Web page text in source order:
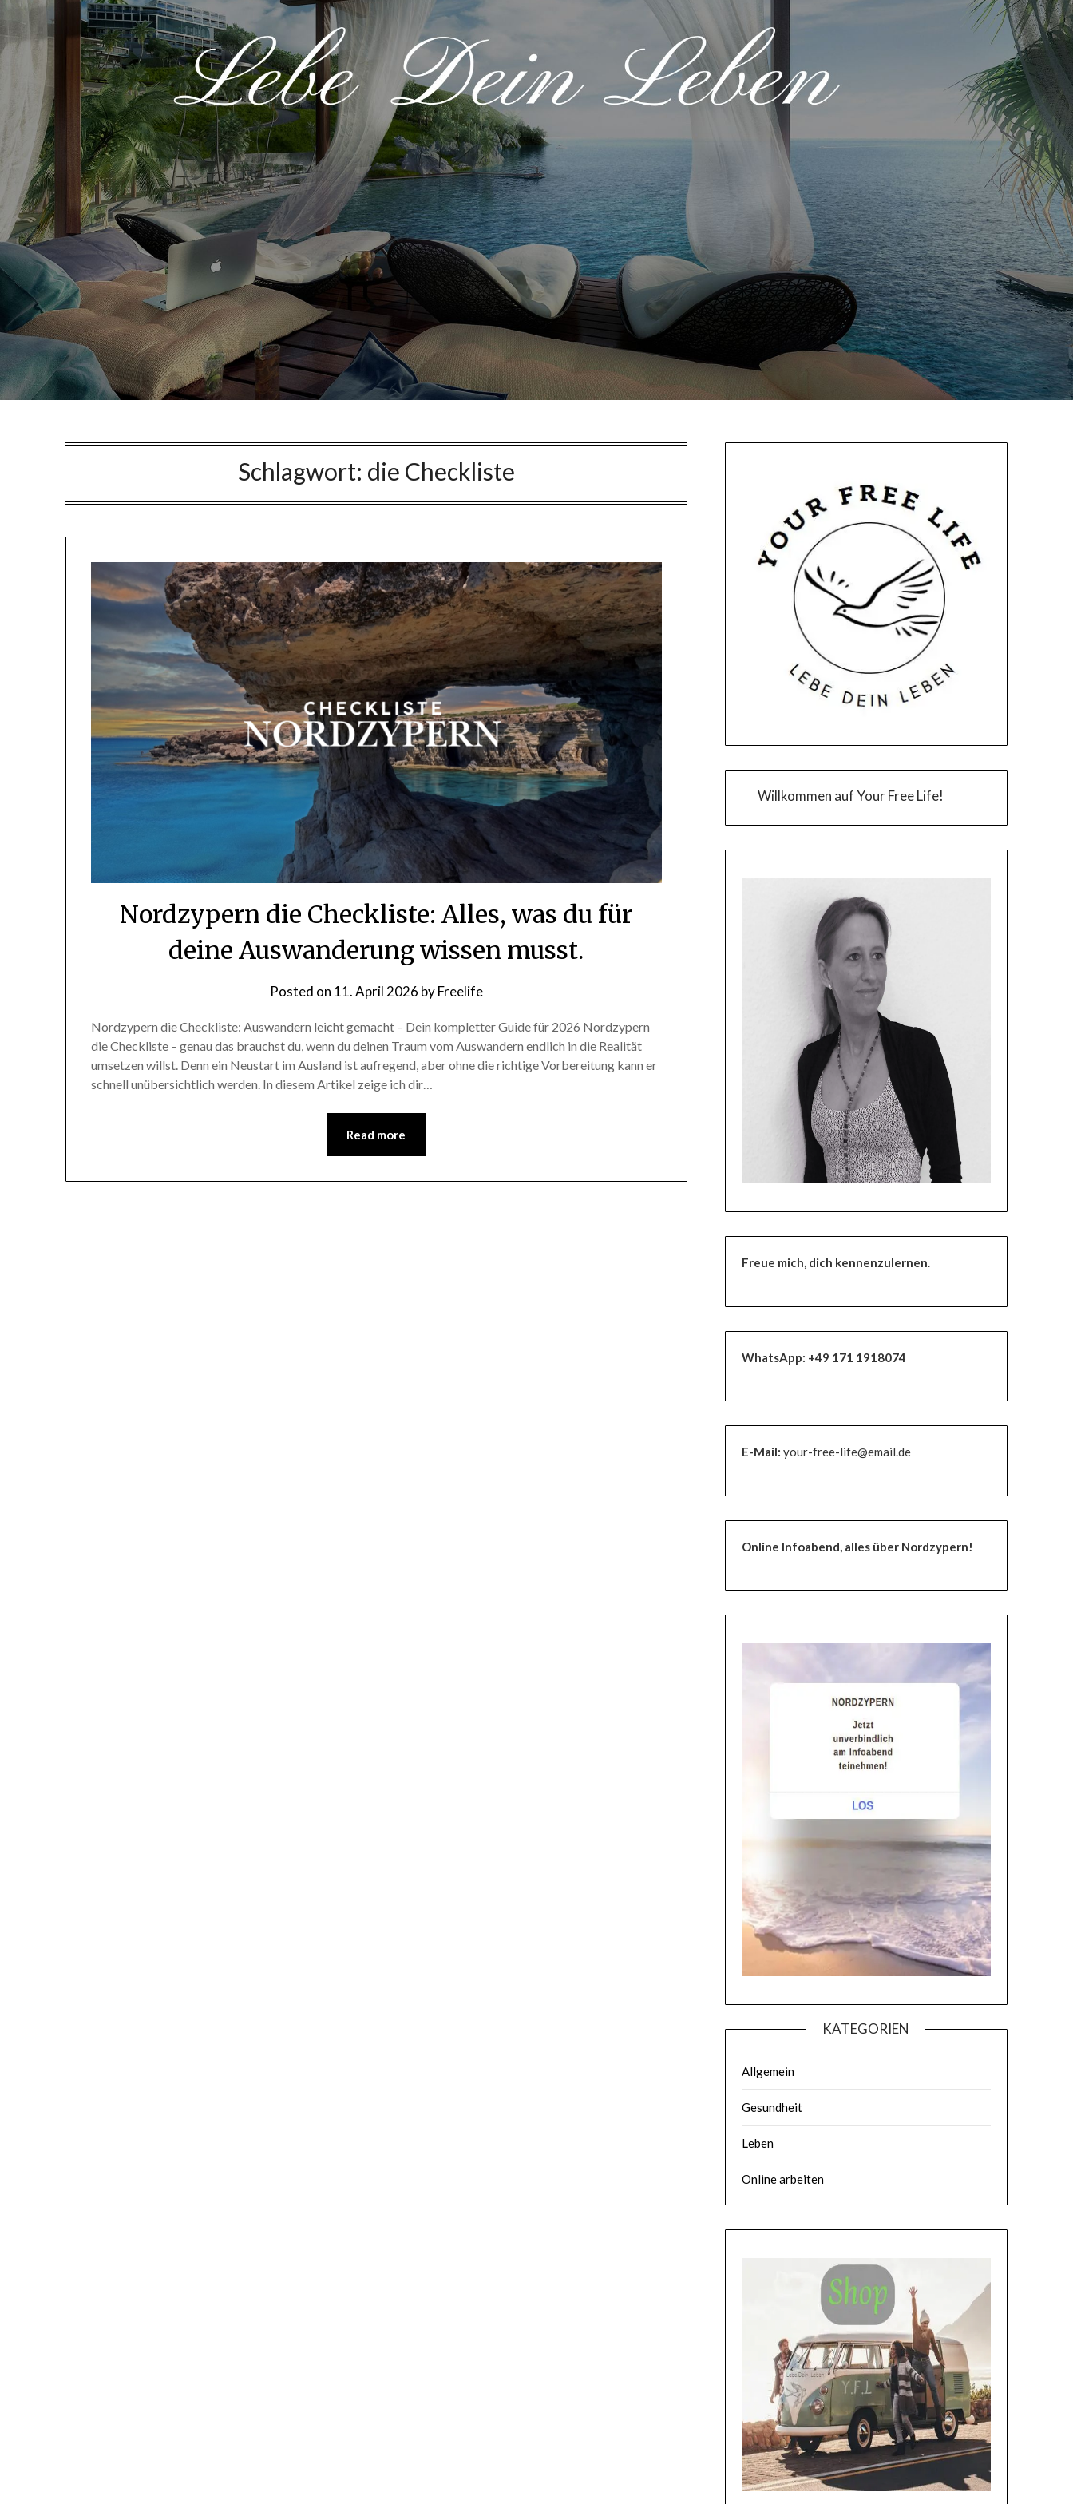
Schlagwort: die Checkliste
Nordzypern die Checkliste: Alles, was du für
deine Auswanderung wissen musst.
Posted on 11. April 2026 byFreelife
Nordzypern die Checkliste: Auswandern leicht gemacht – Dein kompletter Guide für 2026 Nordzypern
die Checkliste – genau das brauchst du, wenn du deinen Traum vom Auswandern endlich in die Realität
umsetzen willst. Denn ein Neustart im Ausland ist aufregend, aber ohne die richtige Vorbereitung kann er
schnell unübersichtlich werden. In diesem Artikel zeige ich dir…
Read more
Willkommen auf Your Free Life!
Freue mich, dich kennenzulernen.
WhatsApp: +49 171 1918074
E-Mail: your-free-life@email.de
Online Infoabend, alles über Nordzypern!
KATEGORIEN
Allgemein
Gesundheit
Leben
Online arbeiten